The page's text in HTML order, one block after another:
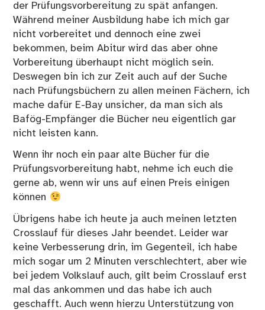
der Prüfungsvorbereitung zu spät anfangen.
Während meiner Ausbildung habe ich mich gar
nicht vorbereitet und dennoch eine zwei
bekommen, beim Abitur wird das aber ohne
Vorbereitung überhaupt nicht möglich sein.
Deswegen bin ich zur Zeit auch auf der Suche
nach Prüfungsbüchern zu allen meinen Fächern, ich
mache dafür E-Bay unsicher, da man sich als
Bafög-Empfänger die Bücher neu eigentlich gar
nicht leisten kann.
Wenn ihr noch ein paar alte Bücher für die
Prüfungsvorbereitung habt, nehme ich euch die
gerne ab, wenn wir uns auf einen Preis einigen
können
Übrigens habe ich heute ja auch meinen letzten
Crosslauf für dieses Jahr beendet. Leider war
keine Verbesserung drin, im Gegenteil, ich habe
mich sogar um 2 Minuten verschlechtert, aber wie
bei jedem Volkslauf auch, gilt beim Crosslauf erst
mal das ankommen und das habe ich auch
geschafft. Auch wenn hierzu Unterstützung von